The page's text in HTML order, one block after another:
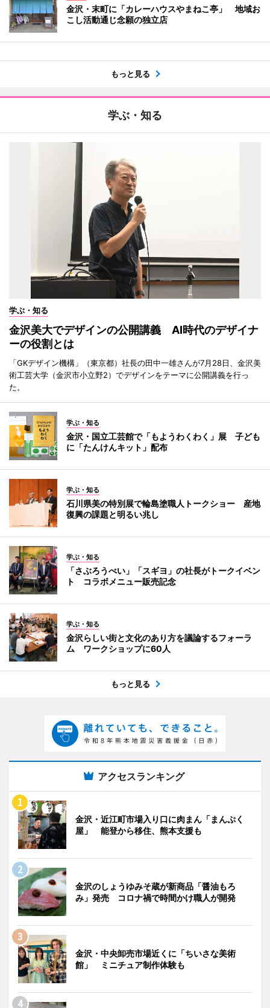
金沢・末町に「カレーハウスやまねこ亭」 地域お
こし活動通じ念願の独立店
もっと見る
学ぶ・知る
学ぶ・知る
金沢美大でデザインの公開講義 AI時代のデザイナ
ーの役割とは
「GKデザイン機構」（東京都）社長の田中一雄さんが7月28日、金沢美
術工芸大学（金沢市小立野2）でデザインをテーマに公開講義を行っ
た。
学ぶ・知る
金沢・国立工芸館で「もようわくわく」展 子ども
に「たんけんキット」配布
学ぶ・知る
石川県美の特別展で輪島塗職人トークショー 産地
復興の課題と明るい兆し
学ぶ・知る
「さぶろうべい」「スギヨ」の社長がトークイベン
ト コラボメニュー販売記念
学ぶ・知る
金沢らしい街と文化のあり方を議論するフォーラ
ム ワークショップに60人
もっと見る
アクセスランキング
金沢・近江町市場入り口に肉まん「まんぷく
屋」 能登から移住、熊本支援も
金沢のしょうゆみそ蔵が新商品「醤油もろ
み」発売 コロナ禍で時間かけ職人が開発
金沢・中央卸売市場近くに「ちいさな美術
館」 ミニチュア制作体験も